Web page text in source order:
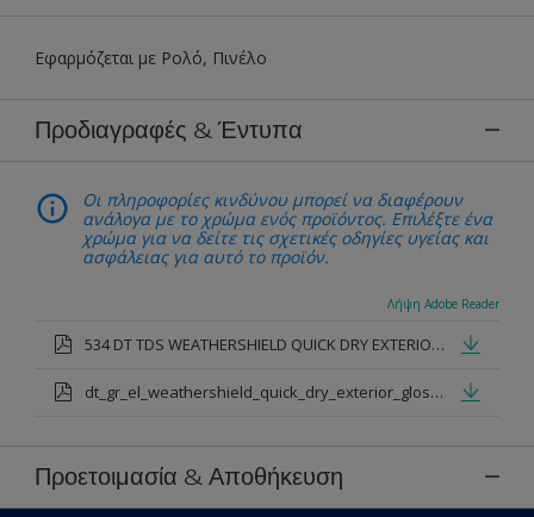
Εφαρμόζεται με Ρολό, Πινέλο
Προδιαγραφές & Έντυπα
Οι πληροφορίες κινδύνου μπορεί να διαφέρουν
ανάλογα με το χρώμα ενός προϊόντος. Επιλέξτε ένα
χρώμα για να δείτε τις σχετικές οδηγίες υγείας και
ασφάλειας για αυτό το προϊόν.
Λήψη Adobe Reader
534 DT TDS WEATHERSHIELD QUICK DRY EXTERIOR GLOSS.pdf
dt_gr_el_weathershield_quick_dry_exterior_gloss.pdf
Προετοιμασία & Αποθήκευση